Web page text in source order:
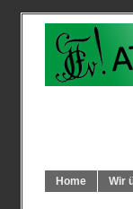
Home Wir